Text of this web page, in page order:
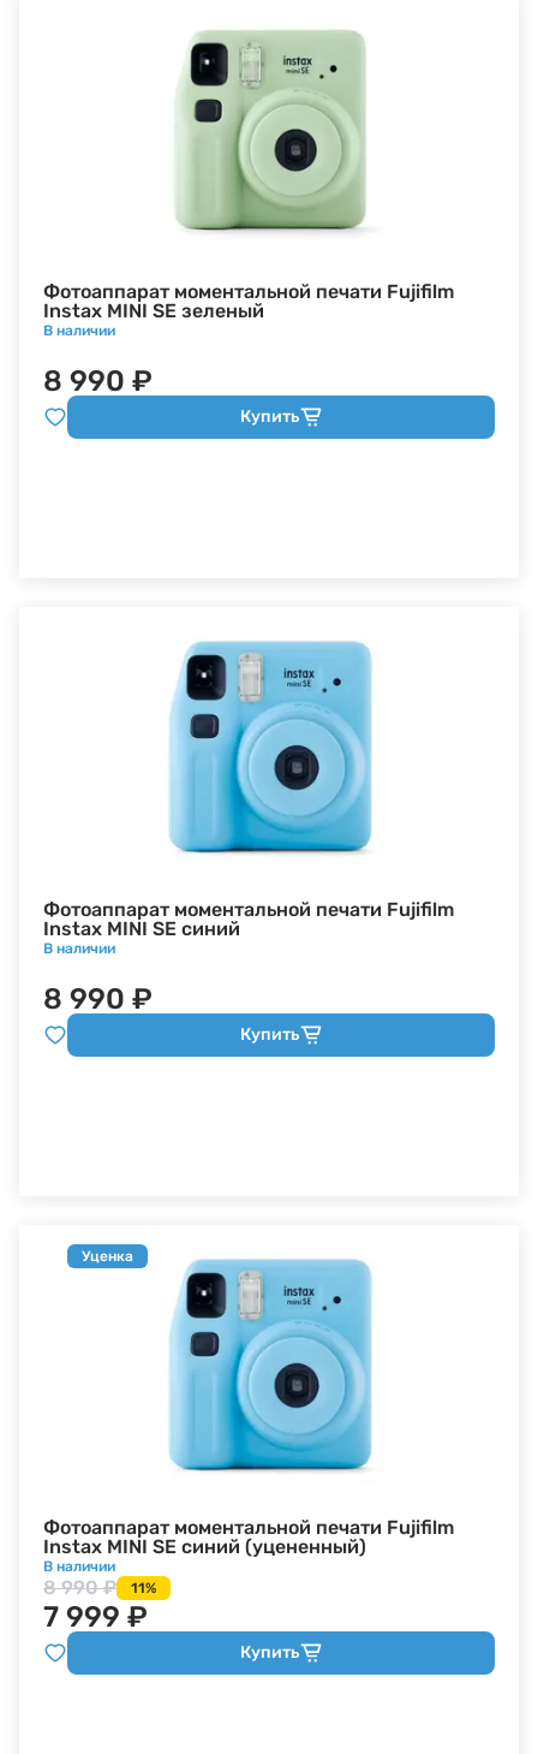
Фотоаппарат моментальной печати Fujifilm
Instax MINI SE зеленый
В наличии
8 990 ₽
Купить
Фотоаппарат моментальной печати Fujifilm
Instax MINI SE синий
В наличии
8 990 ₽
Купить
Уценка
Фотоаппарат моментальной печати Fujifilm
Instax MINI SE синий (уцененный)
В наличии
8 990 ₽ 11%
7 999 ₽
Купить